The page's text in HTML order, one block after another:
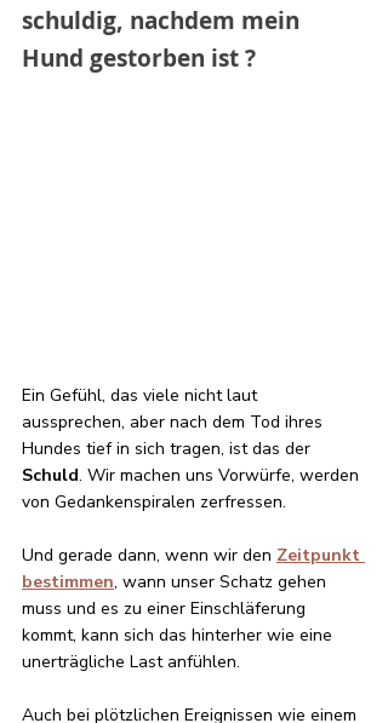
schuldig, nachdem mein
Hund gestorben ist ?
Ein Gefühl, das viele nicht laut
aussprechen, aber nach dem Tod ihres
Hundes tief in sich tragen, ist das der
Schuld. Wir machen uns Vorwürfe, werden
von Gedankenspiralen zerfressen.
Und gerade dann, wenn wir den Zeitpunkt
bestimmen, wann unser Schatz gehen
muss und es zu einer Einschläferung
kommt, kann sich das hinterher wie eine
unerträgliche Last anfühlen.
Auch bei plötzlichen Ereignissen wie einem